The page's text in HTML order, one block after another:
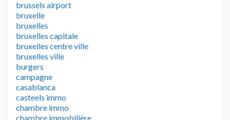
brussels airport
bruxelle
bruxelles
bruxelles capitale
bruxelles centre ville
bruxelles ville
burgers
campagne
casablanca
casteels immo
chambre immo
chambre immobilière